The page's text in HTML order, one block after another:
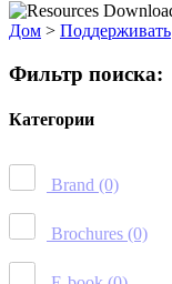
Дом > Поддерживать
Фильтр поиска:
Категории
Brand (0)
Brochures (0)